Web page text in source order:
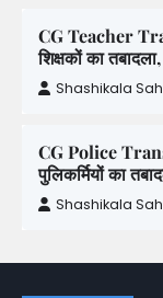
CG Teacher
शिक्षकों का
Shashikala
CG Police
पुलिकर्मियों का
Shashikala